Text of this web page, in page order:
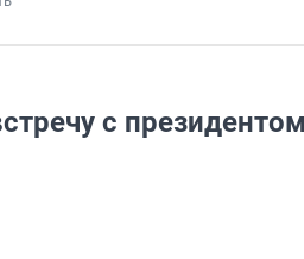
с президентом